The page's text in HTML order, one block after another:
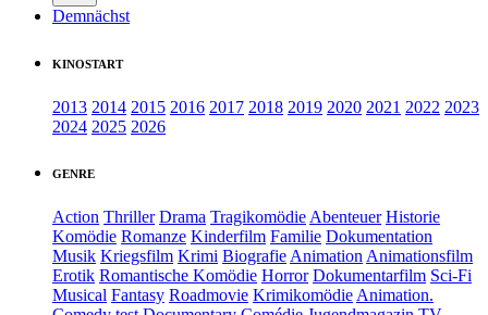
Demnächst
KINOSTART
2013 2014 2015 2016 2017 2018 2019 2020 2021 2022 2023
2024 2025 2026
GENRE
Action Thriller Drama TragikomödieAbenteuer Historie
Komödie Romanze Kinderfilm Familie Dokumentation
Musik Kriegsfilm Krimi BiografieAnimationAnimationsfilm
Erotik Romantische Komödie Horror Dokumentarfilm Sci-Fi
Musical Fantasy Roadmovie KrimikomödieAnimation.